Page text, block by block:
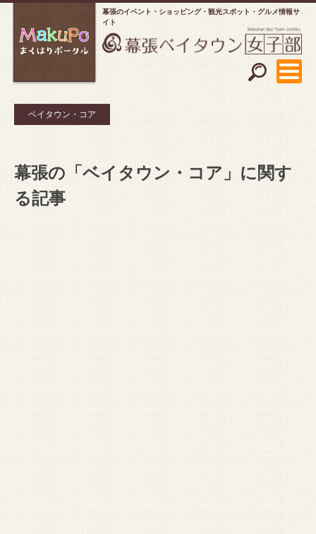
幕張のイベント・ショッピング
観光スポット・グルメ情報サ
イト
ベイタウン・コア
幕張の「ベイタウン・コア」に関す
る記事